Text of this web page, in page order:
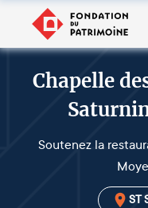
Chapelle
Soutenez la
ST